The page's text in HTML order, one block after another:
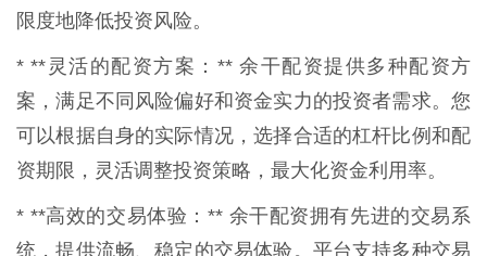
限度地降低投资风险。
* **灵活的配资方案：** 余干配资提供多种配资方
案，满足不同风险偏好和资金实力的投资者需求。您
可以根据自身的实际情况，选择合适的杠杆比例和配
资期限，灵活调整投资策略，最大化资金利用率。
* **高效的交易体验：** 余干配资拥有先进的交易系
统，提供流畅、稳定的交易体验。平台支持多种交易